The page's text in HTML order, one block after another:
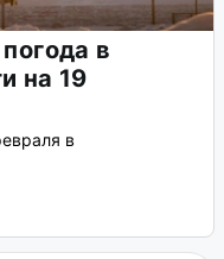
в
на 19
в